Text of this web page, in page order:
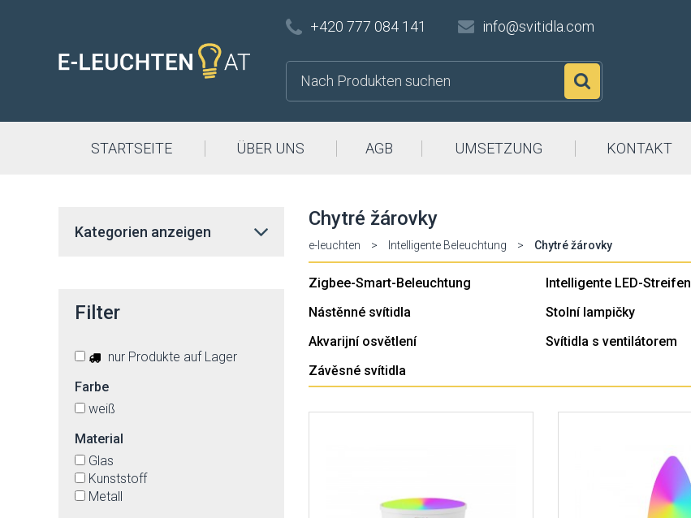
+420 777 084 141 info@svitidla.com
STARTSEITE ÜBER UNS AGB UMSETZUNG KONTAKT
Chytré žárovky
e-leuchten > Intelligente Beleuchtung > Chytré žárovky
Zigbee-Smart-Beleuchtung Intelligente LED-Streifen
Nástěnné svítidla
Stolní lampičky
Akvarijní osvětlení
Svítidla s ventilátorem
Závěsné svítidla
Kategorien anzeigen
Filter
nur Produkte auf Lager
Farbe
weiß
Material
Glas
Kunststoff
Metall